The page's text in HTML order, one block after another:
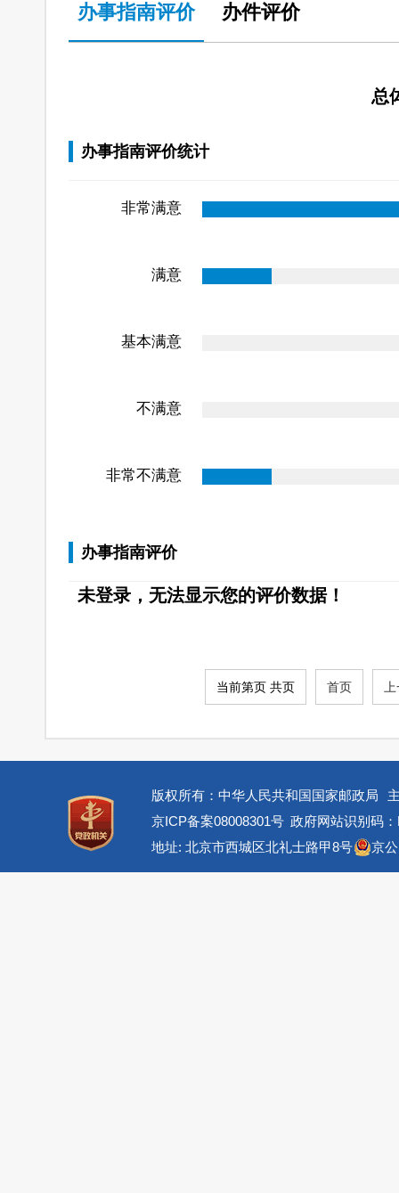
办事指南评价 办件评价
总
办事指南评价统计
非常满意
满意
基本满意
不满意
非常不满意
办事指南评价
未登录，无法显示您的评价数据！
当前第页 共页 首页
版权所有：中华人民共和国国家邮政局
京ICP备案08008301号 政府网站识别码
地址: 北京市西城区北礼士路甲8号
京